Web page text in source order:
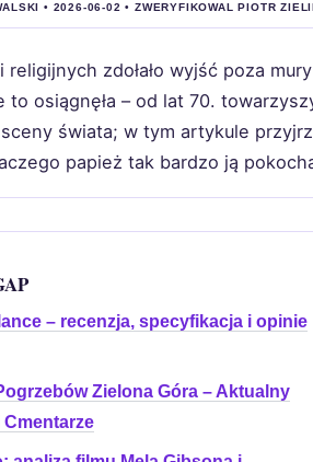
• 2026-06-02 • ZWERYFIKOWAL PIOTR
religijnych zdołało wyjść poza
to osiągnęła – od lat 70.
świata; w tym artykule
papież tak bardzo ją
– recenzja, specyfikacja i opinie
Zielona Góra – Aktualny
Cmentarze